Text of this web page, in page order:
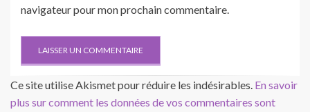
navigateur pour mon prochain commentaire.
Ce site utilise Akismet pour réduire les indésirables. En savoir
plus sur comment les données de vos commentaires sont